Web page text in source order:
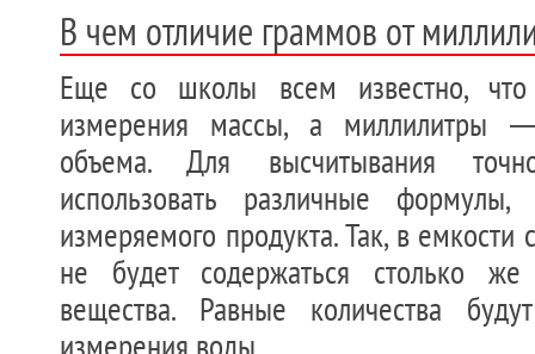
В чем отличие граммов от
Еще со школы всем известно,
измерения массы, а миллилитры
объема. Для высчитывания
использовать различные
измеряемого продукта. Так, в
не будет содержаться столько
вещества. Равные количества
измерения воды.